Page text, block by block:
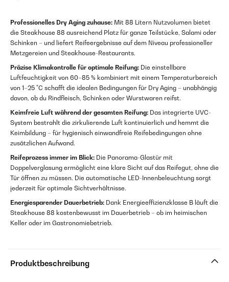
Professionelles Dry Aging zuhause: Mit 88 Litern Nutzvolumen bietet
die Steakhouse 88 ausreichend Platz für ganze Teilstücke, Salami oder
Schinken – und liefert Reifeergebnisse auf dem Niveau professioneller
Metzgereien und Steakhouse-Restaurants.
Präzise Klimakontrolle für optimale Reifung: Die einstellbare
Luftfeuchtigkeit von 60–85 % kombiniert mit einem Temperaturbereich
von 1–25 °C schafft die idealen Bedingungen für Dry Aging – unabhängig
davon, ob du Rindfleisch, Schinken oder Wurstwaren reifst.
Keimfreie Luft während der gesamten Reifung: Das integrierte UVC-
System bestrahlt die zirkulierende Luft kontinuierlich und hemmt die
Keimbildung – für hygienisch einwandfreie Reifebedingungen ohne
zusätzlichen Aufwand.
Reifeprozess immer im Blick: Die Panorama-Glastür mit
Doppelverglasung ermöglicht eine klare Sicht auf das Reifegut, ohne die
Tür öffnen zu müssen. Die automatische LED-Innenbeleuchtung sorgt
jederzeit für optimale Sichtverhältnisse.
Energiesparender Dauerbetrieb: Dank Energieeffizienzklasse B läuft die
Steakhouse 88 kostenbewusst im Dauerbetrieb – ob im heimischen
Keller oder im Gastronomiebetrieb.
Produktbeschreibung